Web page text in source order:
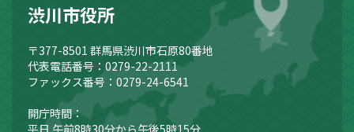
渋川市役所
〒377-8501 群馬県渋川市石原80番地
代表電話番号：0279-22-2111
ファックス番号：0279-24-6541
開庁時間：
平日 午前8時30分から午後5時15分